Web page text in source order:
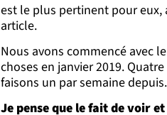
est le plus pertinent pour
article.
Nous avons commencé avec
choses en janvier 2019.
faisons un par semaine depuis.
Je pense que le fait de voir